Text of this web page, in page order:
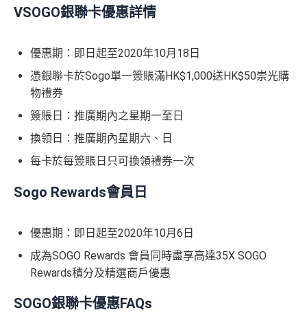
VSOGO銀聯卡優惠詳情
優惠期：即日起至2020年10月18日
憑銀聯卡於Sogo單一簽賬滿HK$1,000送HK$50崇光購
物禮券
簽賬日：推廣期內之星期一至日
換領日：推廣期內星期六、日
每卡於每簽賬日只可換領禮券一次
Sogo Rewards會員日
優惠期：即日起至2020年10月6日
成為SOGO Rewards 會員同時盡享高達35X SOGO
Rewards積分及精選商戶優惠
SOGO銀聯卡優惠FAQs